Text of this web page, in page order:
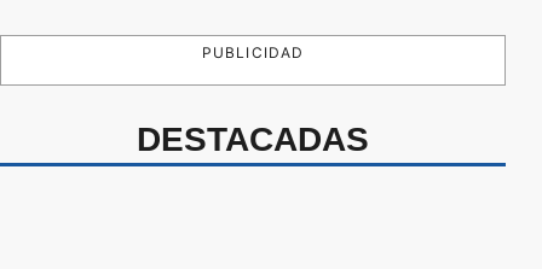
PUBLICIDAD
DESTACADAS